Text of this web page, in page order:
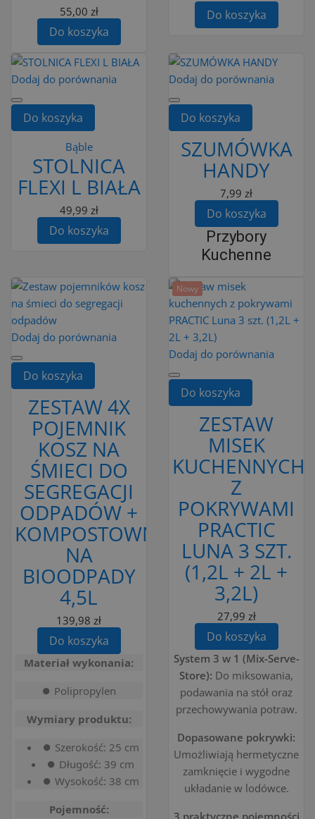
55,00 zł
Do koszyka
Do koszyka
Dodaj do porównania
Do koszyka
Bąble
STOLNICA
FLEXI L BIAŁA
49,99 zł
Do koszyka
Dodaj do porównania
Do koszyka
SZUMÓWKA
HANDY
7,99 zł
Do koszyka
Przybory
Kuchenne
Dodaj do porównania
Do koszyka
ZESTAW 4X
POJEMNIK
KOSZ NA
ŚMIECI DO
SEGREGACJI
ODPADÓW +
KOMPOSTOWNIK
NA
BIOODPADY
4,5L
139,98 zł
Do koszyka
Materiał wykonania:
⏺️ Polipropylen
Wymiary produktu:
⏺️ Szerokość: 25 cm
⏺️ Długość: 39 cm
⏺️ Wysokość: 38 cm
Pojemność:
Nowy
Dodaj do porównania
Do koszyka
ZESTAW
MISEK
KUCHENNYCH
Z
POKRYWAMI
PRACTIC
LUNA 3 SZT.
(1,2L + 2L +
3,2L)
27,99 zł
Do koszyka
System 3 w 1 (Mix-Serve-
Store): Do miksowania,
podawania na stół oraz
przechowywania potraw.
Dopasowane pokrywki:
Umożliwiają hermetyczne
zamknięcie i wygodne
układanie w lodówce.